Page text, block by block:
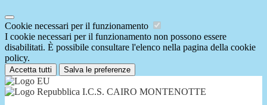
Cookie necessari per il funzionamento
I cookie necessari per il funzionamento non possono essere
disabilitati. È possibile consultare l'elenco nella pagina della cookie
policy.
Accetta tutti Salva le preferenze
I.C.S. CAIRO MONTENOTTE